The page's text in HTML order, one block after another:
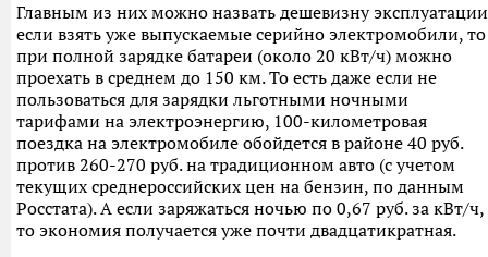
Главным из них можно назвать дешевизну
если взять уже выпускаемые серийно электромобили, то
при полной зарядке батареи (около 20 кВт/ч) можно
проехать в среднем до 150 км. То есть даже если не
пользоваться для зарядки льготными ночными
тарифами на электроэнергию, 100-километровая
поездка на электромобиле обойдется в районе 40 руб.
против 260-270 руб. на традиционном авто (с учетом
текущих среднероссийских цен на бензин, по данным
Росстата). А если заряжаться ночью по 0,67 руб. за кВт/ч,
то экономия получается уже почти двадцатикратная.